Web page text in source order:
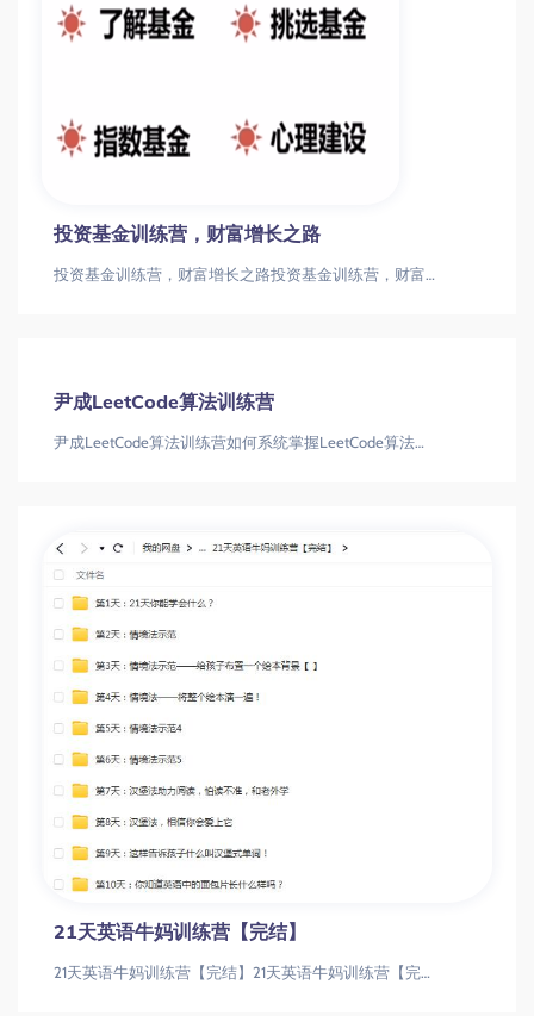
投资基金训练营，财富增长之路
投资基金训练营，财富增长之路投资基金训练营，财富增长之路
尹成LeetCode算法训练营
尹成LeetCode算法训练营如何系统掌握LeetCode算法？尹成训练营带你从入门到进阶LeetCode算法|算法训练营|编程面试
21天英语牛妈训练营【完结】
21天英语牛妈训练营【完结】21天英语牛妈训练营【完结】